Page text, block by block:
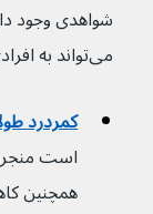
می‌تواند به افرادی که دچار این عارضه‌ها هستند کمک کند:
کمردرد
است منجر
همچنین